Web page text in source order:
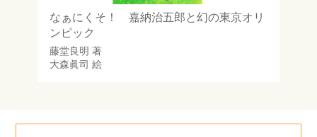
なぁにくそ！ 嘉納治五郎と幻の東京オリ
ンピック
藤堂良明 著
大森眞司 絵